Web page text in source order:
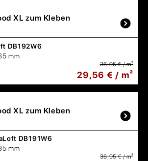
XL zum Kleben
DB192W6
mm
36,95 € / m²
29,56 € / m²
XL zum Kleben
DB191W6
mm
36,95 € / m²